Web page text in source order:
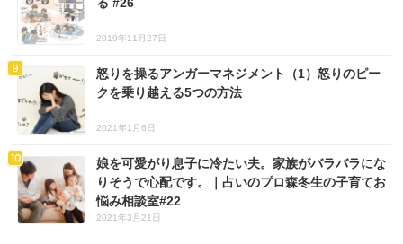
2019年11月27日
怒りを操るアンガーマネジメント（1）怒りのピー
クを乗り越える5つの方法
2021年1月6日
娘を可愛がり息子に冷たい夫。家族がバラバラにな
りそうで心配です。｜占いのプロ森冬生の子育てお
悩み相談室#22
2021年3月21日